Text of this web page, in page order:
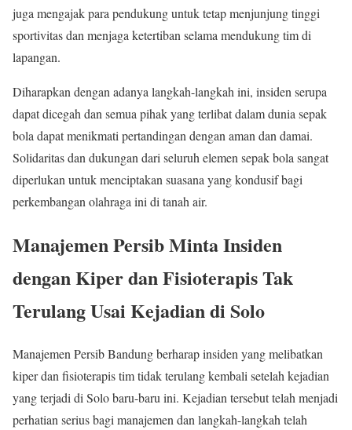
juga mengajak para pendukung untuk tetap menjunjung tinggi
sportivitas dan menjaga ketertiban selama mendukung tim di
lapangan.
Diharapkan dengan adanya langkah-langkah ini, insiden serupa
dapat dicegah dan semua pihak yang terlibat dalam dunia sepak
bola dapat menikmati pertandingan dengan aman dan damai.
Solidaritas dan dukungan dari seluruh elemen sepak bola sangat
diperlukan untuk menciptakan suasana yang kondusif bagi
perkembangan olahraga ini di tanah air.
Manajemen Persib Minta Insiden
dengan Kiper dan Fisioterapis Tak
Terulang Usai Kejadian di Solo
Manajemen Persib Bandung berharap insiden yang melibatkan
kiper dan fisioterapis tim tidak terulang kembali setelah kejadian
yang terjadi di Solo baru-baru ini. Kejadian tersebut telah menjadi
perhatian serius bagi manajemen dan langkah-langkah telah